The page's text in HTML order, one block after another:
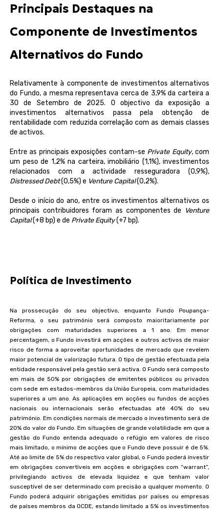
Principais Destaques na
Componente de Investimentos
Alternativos do Fundo
Relativamente à componente de investimentos alternativos
do Fundo, a mesma representava cerca de 3,9% da carteira a
30 de Setembro de 2025. O objectivo da exposição
a
investimentos alternativos passa pelaobtenção de
rentabilidade com reduzida correlação com as demais classes
de activos.
Entre as principais exposições contam-se Private Equity, com
um peso de 1,2% na carteira, imobiliário (1,1%), investimentos
relacionados com a actividade resseguradora (0,9%),
Distressed Debt(0,5%) e Venture Capital(0,2%).
Desde o início doano, entre os investimentos alternativosos
principais contribuidores foram as componentes de Venture
Capital(+8 bp) e de Private Equity(+7 bp).
Política de Investimento
Na prossecução do seu objectivo, enquanto Fundo Poupança-
Reforma, o seu património será composto maioritariamente por
obrigações com maturidades superiores a 1 ano. Em menor
percentagem, o Fundo investirá em acções e outros activos de maior
risco de forma a aproveitar oportunidades de mercado que revelem
maior potencial de valorização futura. O tipo de gestão efectuada pela
entidade responsável pela gestão será activa. O Fundo será composto
em mais de 50% por obrigações de emitentes públicos ou privados
com sede em estados-membros da União Europeia, com maturidades
superiores a um ano. As aplicações em acções ou fundos de acções
nacionais ou internacionais serão efectuadas até 40% do seu
património. Em condições normais de mercado o investimento será de
20% do valor do Fundo. Em situações de grande volatilidade em que a
gestão do Fundo entenda adequado o refúgio em valores de risco
mais limitado, o mínimo de acções que o Fundo deve possuir é de 5%.
Até ao limite de 5% do respectivo valor global, o Fundo poderá investir
em obrigações convertíveis em acções e obrigações com “warrant”,
privilegiando activos de elevada liquidez e que tenham valor
susceptível de ser determinado com precisão a qualquer momento. O
Fundo poderá adquirir obrigações emitidas por países ou empresas
de países membros da OCDE, estando limitado a 5% os investimentos